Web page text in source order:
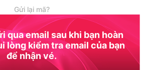
Gửi lại mã?
qua email sau khi bạn hoàn
lòng kiểm tra email của bạn
để nhận vé.